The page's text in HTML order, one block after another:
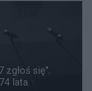
zgłoś się".
lata